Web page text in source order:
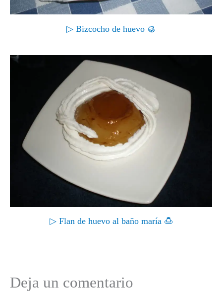
▷ Bizcocho de huevo 🥮
▷ Flan de huevo al baño maría 🍮
Deja un comentario